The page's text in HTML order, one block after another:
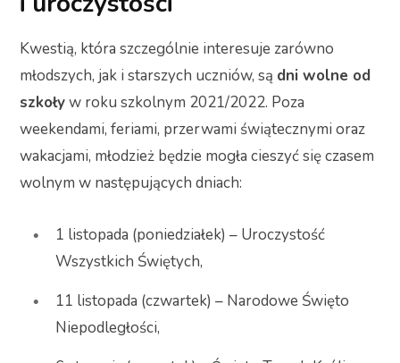
Kwestią, która szczególnie interesuje zarówno
młodszych, jak i starszych uczniów, są dni wolne od
szkoływ roku szkolnym 2021/2022. Poza
weekendami, feriami, przerwami świątecznymi oraz
wakacjami, młodzież będzie mogła cieszyć się czasem
wolnym w następujących dniach:
1 listopada (poniedziałek) – Uroczystość
Wszystkich Świętych,
11 listopada (czwartek) – Narodowe Święto
Niepodległości,